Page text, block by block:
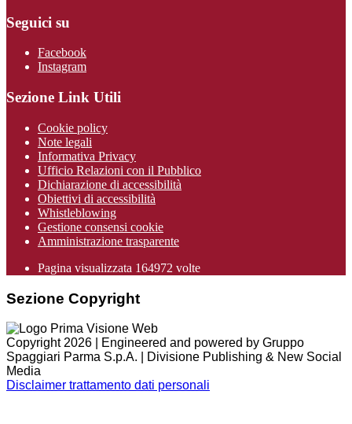
Seguici su
Facebook
Instagram
Sezione Link Utili
Cookie policy
Note legali
Informativa Privacy
Ufficio Relazioni con il Pubblico
Dichiarazione di accessibilità
Obiettivi di accessibilità
Whistleblowing
Gestione consensi cookie
Amministrazione trasparente
Pagina visualizzata 164972 volte
Sezione Copyright
Copyright 2026 | Engineered and powered by Gruppo
Spaggiari Parma S.p.A. | Divisione Publishing & New Social
Media
Disclaimer trattamento dati personali